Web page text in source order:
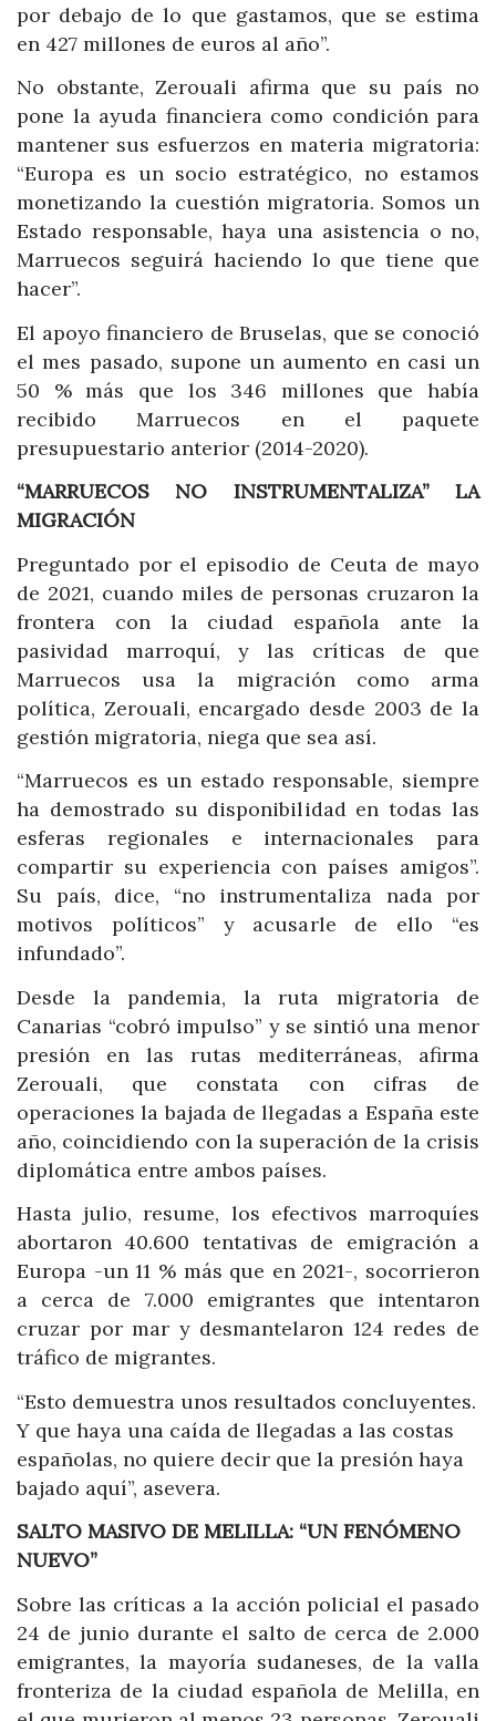
por debajo de lo que gastamos, que se estima
en 427 millones de euros al año”.
No obstante, Zerouali afirma que su país no
pone la ayuda financiera como condición para
mantener sus esfuerzos en materia migratoria:
“Europa es un socio estratégico, no estamos
monetizando la cuestión migratoria. Somos un
Estado responsable, haya una asistencia o no,
Marruecos seguirá haciendo lo que tiene que
hacer”.
El apoyo financiero de Bruselas, que se conoció
el mes pasado, supone un aumento en casi un
50 % más que los 346 millones que había
recibido Marruecos en el paquete
presupuestario anterior (2014-2020).
“MARRUECOS NO INSTRUMENTALIZA” LA
MIGRACIÓN
Preguntado por el episodio de Ceuta de mayo
de 2021, cuando miles de personas cruzaron la
frontera con la ciudad española ante la
pasividad marroquí, y las críticas de que
Marruecos usa la migración como arma
política, Zerouali, encargado desde 2003 de la
gestión migratoria, niega que sea así.
“Marruecos es un estado responsable, siempre
ha demostrado su disponibilidad en todas las
esferas regionales e internacionales para
compartir su experiencia con países amigos”.
Su país, dice, “no instrumentaliza nada por
motivos políticos” y acusarle de ello “es
infundado”.
Desde la pandemia, la ruta migratoria de
Canarias “cobró impulso” y se sintió una menor
presión en las rutas mediterráneas, afirma
Zerouali, que constata con cifras de
operaciones la bajada de llegadas a España este
año, coincidiendo con la superación de la crisis
diplomática entre ambos países.
Hasta julio, resume, los efectivos marroquíes
abortaron 40.600 tentativas de emigración a
Europa -un 11 % más que en 2021-, socorrieron
a cerca de 7.000 emigrantes que intentaron
cruzar por mar y desmantelaron 124 redes de
tráfico de migrantes.
“Esto demuestra unos resultados concluyentes.
Y que haya una caída de llegadas a las costas
españolas, no quiere decir que la presión haya
bajado aquí”, asevera.
SALTO MASIVO DE MELILLA: “UN FENÓMENO
NUEVO”
Sobre las críticas a la acción policial el pasado
24 de junio durante el salto de cerca de 2.000
emigrantes, la mayoría sudaneses, de la valla
fronteriza de la ciudad española de Melilla, en